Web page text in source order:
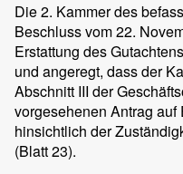
Die 2. Kammer des
Beschluss vom 22.
Erstattung des
und angeregt, dass der
Abschnitt III der
vorgesehenen Antrag
hinsichtlich der
(Blatt 23).